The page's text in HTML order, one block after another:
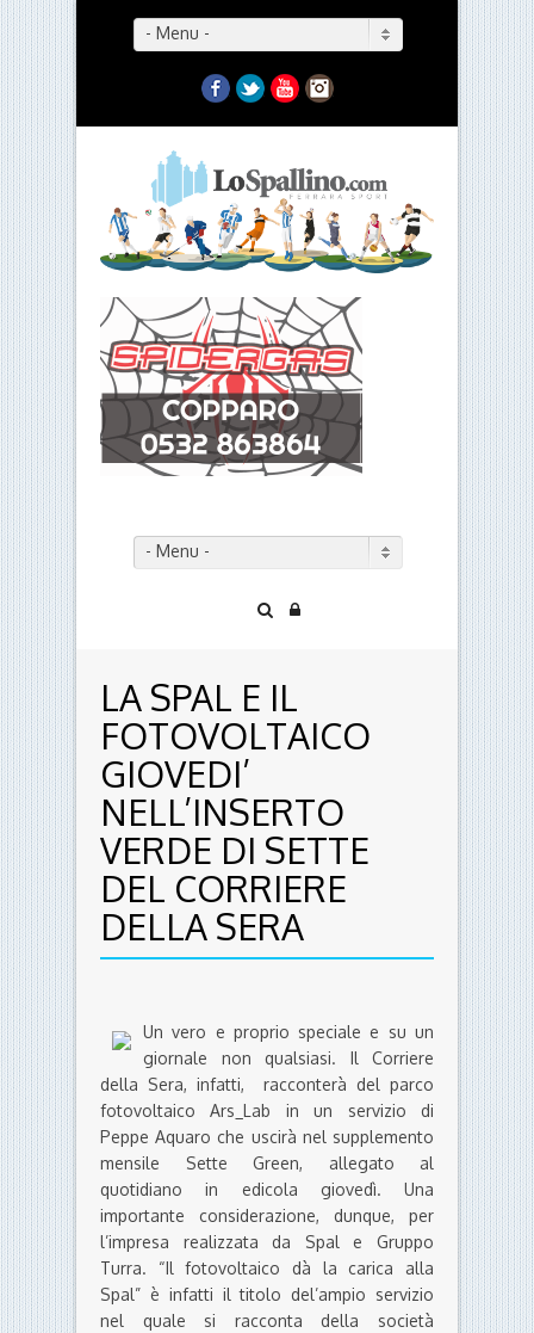
- Menu -
Facebook
TwitterYouTubeInstagram
- Menu -
LA SPAL E IL
FOTOVOLTAICO
GIOVEDI’
NELL’INSERTO
VERDE DI SETTE
DEL CORRIERE
DELLA SERA
Un vero e proprio speciale e su un
giornale non qualsiasi. Il Corriere
della Sera, infatti, racconterà del parco
fotovoltaico Ars_Lab in un servizio di
Peppe Aquaro che uscirà nel supplemento
mensile Sette Green, allegato al
quotidiano in edicola giovedì. Una
importante considerazione, dunque, per
l’impresa realizzata da Spal e Gruppo
Turra. “Il fotovoltaico dà la carica alla
Spal” è infatti il titolo del’ampio servizio
nel quale si racconta della società